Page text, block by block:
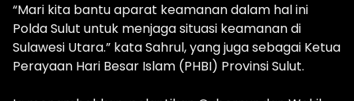
“Mari kita bantu aparat keamanan dalam hal ini
Polda Sulut untuk menjaga situasi keamanan di
Sulawesi Utara.” kata Sahrul, yang juga sebagai Ketua
Perayaan Hari Besar Islam (PHBI) Provinsi Sulut.